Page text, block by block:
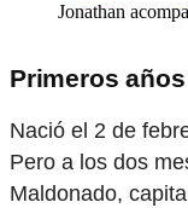
Jonathan
Primeros años
Nació el 2 de
Pero a los dos
Maldonado,